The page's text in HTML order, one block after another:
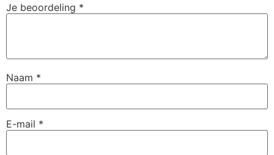
Je beoordeling *
Naam *
E-mail *